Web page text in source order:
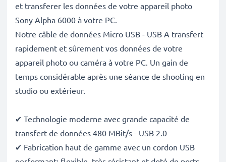
et transferer les données de votre appareil photo
Sony Alpha 6000 à votre PC.
Notre câble de données Micro USB - USB A transfert
rapidement et sûrement vos données de votre
appareil photo ou caméra à votre PC. Un gain de
temps considérable après une séance de shooting en
studio ou extérieur.
✔ Technologie moderne avec grande capacité de
transfert de données 480 MBit/s - USB 2.0
✔ Fabrication haut de gamme avec un cordon USB